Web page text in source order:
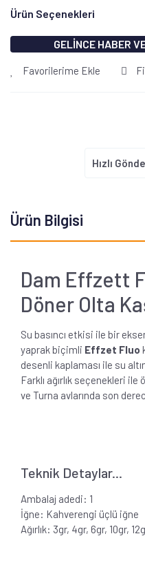
Ürün Seçenekleri
GELİNCE HABER
Favorilerime Ekle
Hızlı
Ürün Bilgisi
Dam Effzett
Döner Olta
Su basıncı etkisi ile bir
yaprak biçimli Effzet Fluo
desenli kaplaması ile su
Farklı ağırlık seçenekleri
ve Turna avlarında son
Teknik Detaylar...
Ambalaj adedi: 1
İğne: Kahverengi üçlü iğne
Ağırlık: 3gr, 4gr, 6gr, 10gr,